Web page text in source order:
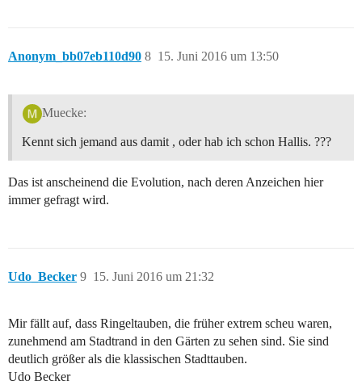
Anonym_bb07eb110d90 15. Juni 2016 um 13:50
8
Muecke:
Kennt sich jemand aus damit , oder hab ich schon Hallis. ???
Das ist anscheinend die Evolution, nach deren Anzeichen hier
immer gefragt wird.
Udo_Becker 15. Juni 2016 um 21:32
9
Mir fällt auf, dass Ringeltauben, die früher extrem scheu waren,
zunehmend am Stadtrand in den Gärten zu sehen sind. Sie sind
deutlich größer als die klassischen Stadttauben.
Udo Becker